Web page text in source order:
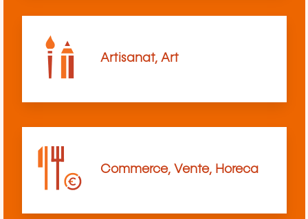
Artisanat, Art
Commerce, Vente, Horeca